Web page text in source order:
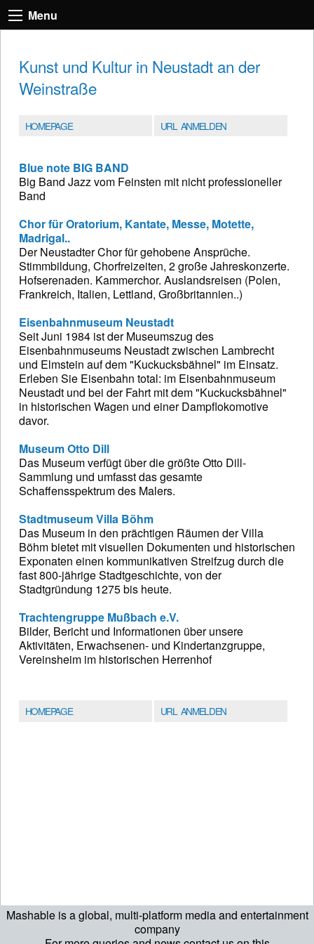
Mashable is a global, multi-platform media and entertainment
company
Menu
Kunst und Kultur in Neustadt an der
Weinstraße
HOMEPAGE URL ANMELDEN
Blue note BIG BAND
Big Band Jazz vom Feinsten mit nicht professioneller
Band
Chor für Oratorium, Kantate, Messe, Motette,
Madrigal..
Der Neustadter Chor für gehobene Ansprüche.
Stimmbildung, Chorfreizeiten, 2 große Jahreskonzerte.
Hofserenaden. Kammerchor. Auslandsreisen (Polen,
Frankreich, Italien, Lettland, Großbritannien..)
Eisenbahnmuseum Neustadt
Seit Juni 1984 ist der Museumszug des
Eisenbahnmuseums Neustadt zwischen Lambrecht
und Elmstein auf dem "Kuckucksbähnel" im Einsatz.
Erleben Sie Eisenbahn total: im Eisenbahnmuseum
Neustadt und bei der Fahrt mit dem "Kuckucksbähnel"
in historischen Wagen und einer Dampflokomotive
davor.
Museum Otto Dill
Das Museum verfügt über die größte Otto Dill-
Sammlung und umfasst das gesamte
Schaffensspektrum des Malers.
Stadtmuseum Villa Böhm
Das Museum in den prächtigen Räumen der Villa
Böhm bietet mit visuellen Dokumenten und historischen
Exponaten einen kommunikativen Streifzug durch die
fast 800-jährige Stadtgeschichte, von der
Stadtgründung 1275 bis heute.
Trachtengruppe Mußbach e.V.
Bilder, Bericht und Informationen über unsere
Aktivitäten, Erwachsenen- und Kindertanzgruppe,
Vereinsheim im historischen Herrenhof
HOMEPAGE URL ANMELDEN